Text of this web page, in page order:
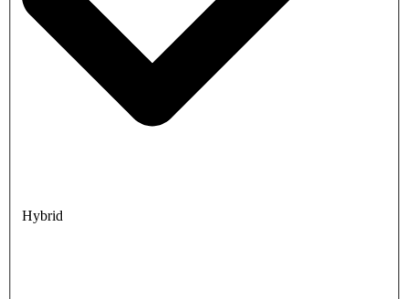
Hybrid